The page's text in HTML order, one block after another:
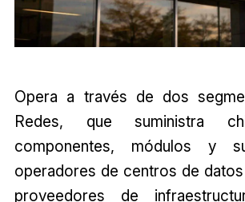
Opera a través de dos
Redes, que suministra
componentes, módulos y
operadores de centros de datos
proveedores de